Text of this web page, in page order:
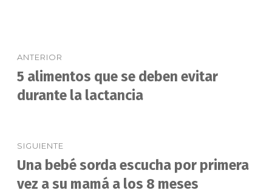
de
entradas
ANTERIOR
Entrada
anterior:
5 alimentos que se deben evitar
durante la lactancia
SIGUIENTE
Entrada
siguiente:
Una bebé sorda escucha por primera
vez a su mamá a los 8 meses